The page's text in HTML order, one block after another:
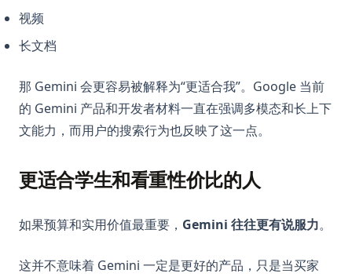
视频
长文档
那 Gemini 会更容易被解释为“更适合我”。Google 当前
的 Gemini 产品和开发者材料一直在强调多模态和长上下
文能力，而用户的搜索行为也反映了这一点。
更适合学生和看重性价比的人
如果预算和实用价值最重要， Gemini 往往更有说服力。
这并不意味着 Gemini 一定是更好的产品，只是当买家